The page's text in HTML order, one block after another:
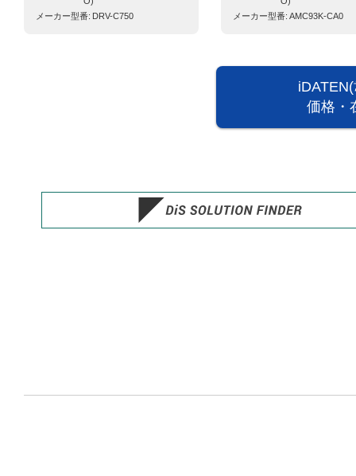
メーカー型番 DRV-C750
メーカー型番 AMC93K-CA0
価格・